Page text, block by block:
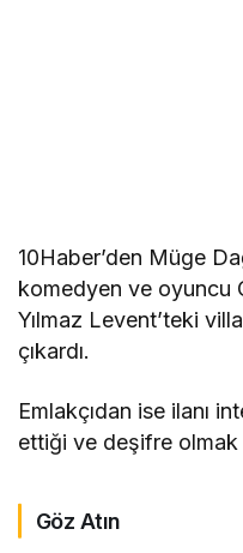
10Haber’den Müge
komedyen ve oyuncu
Yılmaz Levent’teki
çıkardı.
Emlakçıdan ise ilanı
ettiği ve deşifre
Göz Atın